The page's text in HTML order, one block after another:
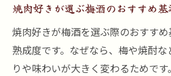
焼肉好きが選ぶ梅酒のおすすめ基
焼肉好きが梅酒を選ぶ際のおすす
熟成度です。なぜなら、梅や焼酎
りや味わいが大きく変わるためです